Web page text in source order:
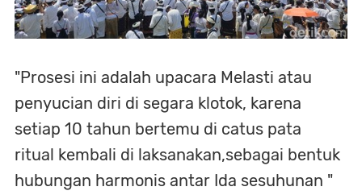
"Prosesi ini adalah upacara Melasti atau
penyucian diri di segara klotok, karena
setiap 10 tahun bertemu di catus pata
ritual kembali di laksanakan,sebagai bentuk
hubungan harmonis antar Ida sesuhunan "